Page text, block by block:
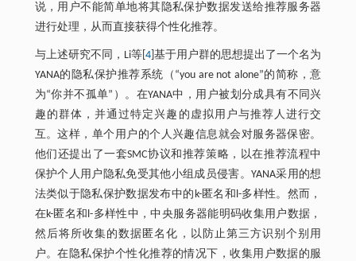
说，用户不能简单地将其隐私保护数据发送给推荐服务器
进行处理，从而直接获得个性化推荐。
与上述研究不同，Li等[ 4]基于用户群的思想提出了一个名为
YANA的隐私保护推荐系统（“you are not alone”的简称，意
为“你并不孤单”）。在YANA中，用户被划分成具有不同兴
趣的群体，并通过特定兴趣的虚拟用户与推荐人进行交
互。这样，单个用户的个人兴趣信息就会对服务器保密。
他们还提出了一套SMC协议和推荐策略，以在推荐流程中
保护个人用户隐私免受其他小组成员侵害。YANA采用的想
法类似于隐私保护数据发布中的k-匿名和l-多样性。然而，
在k-匿名和l-多样性中，中央服务器能明码收集用户数据，
然后将所收集的数据匿名化，以防止第三方识别个别用
户。在隐私保护个性化推荐的情况下，收集用户数据的服